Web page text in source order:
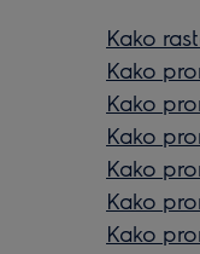
Kako
Kako
Kako
Kako
Kako
Kako
Kako